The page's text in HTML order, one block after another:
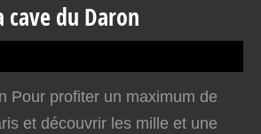
cave du Daron
Pour profiter un maximum de
et découvrir les mille et une